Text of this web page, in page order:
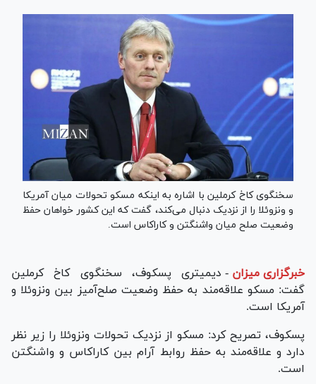
سخنگوی کاخ کرملین با اشاره به اینکه مسکو تحولات میان آمریکا
و ونزوئلا را از نزدیک دنبال می‌کند، گفت که این کشور خواهان حفظ
وضعیت صلح میان واشنگتن و کاراکاس است.
خبرگزاری میزان - دیمیتری پسکوف، سخنگوی کاخ کرملین
گفت: مسکو علاقه‌مند به حفظ وضعیت صلح‌آمیز بین ونزوئلا و
آمریکا است.
پسکوف، تصریح کرد: مسکو از نزدیک تحولات ونزوئلا را زیر نظر
دارد و علاقه‌مند به حفظ روابط آرام بین کاراکاس و واشنگتن
است.